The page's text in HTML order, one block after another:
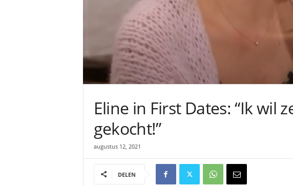
Eline in First Dates: “Ik wil
gekocht!”
augustus 12, 2021
DELEN